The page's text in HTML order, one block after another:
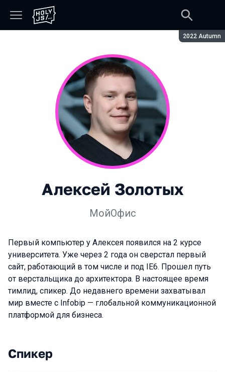
Сезон:
2022 Autumn
Алексей Золотых
МойОфис
Первый компьютер у Алексея появился на 2 курсе
университета. Уже через 2 года он сверстал первый
сайт, работающий в том числе и под IE6. Прошел путь
от верстальщика до архитектора. В настоящее время
тимлид, спикер. До недавнего времени захватывал
мир вместе с Infobip — глобальной коммуникационной
платформой для бизнеса.
Выступления в сезоне 2022 Autumn
Спикер